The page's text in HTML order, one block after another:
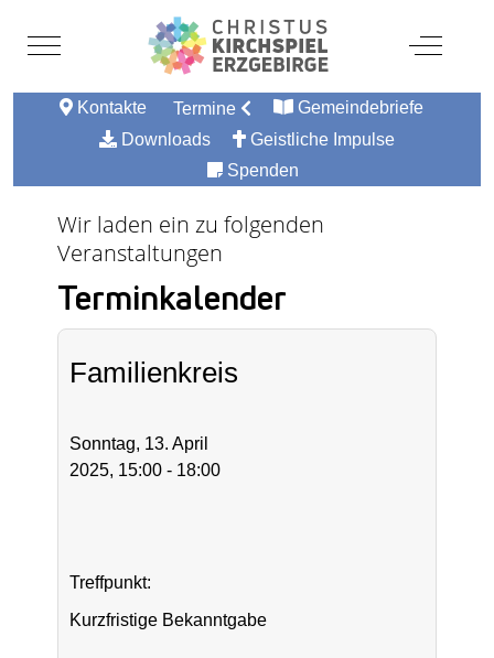
Mobile Menu Toggle Off-
Kontakte Termine
Gemeindebriefe
Downloads
Geistliche Impulse
Spenden
Wir laden ein zu folgenden
Veranstaltungen
Terminkalender
Familienkreis
Sonntag, 13. April
2025, 15:00 - 18:00
Treffpunkt:
Kurzfristige Bekanntgabe